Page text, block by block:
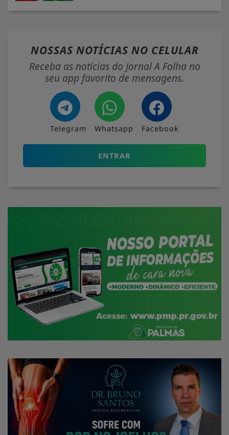
NOSSAS NOTÍCIAS NO CELULAR
Receba as notícias do Jornal A Folha no
seu app favorito de mensagens.
Telegram Whatsapp Facebook
ENTRAR